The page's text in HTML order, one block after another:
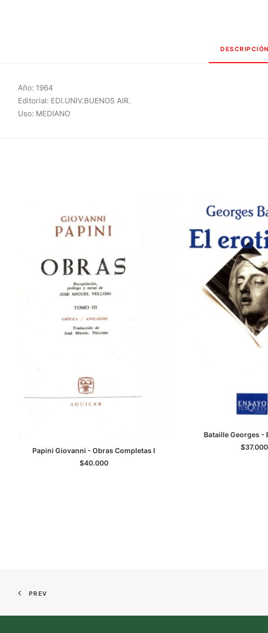
DESCRIPCIÓN
Año: 1964
Editorial: EDI.UNIV.BUENOS AIR.
Uso: MEDIANO
LEER MÁS
Papini Giovanni - Obras Completas I
$40.000
LEER MÁS
Bataille Georges -
$37.000
PREV